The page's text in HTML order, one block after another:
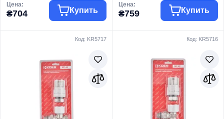
Цена:
₴704 Купить
Тип изделия
Радиаторная
арматура
Вид изделия
Термокомплекты
Назначение
Для отопления
Цена:
₴759 Купить
Тип изделия
Радиаторная
арматура
Вид изделия
Термокомплекты
Назначение
Для отопления
Код: KR5717 Код: KR5716